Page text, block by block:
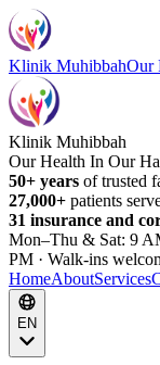
Klinik MuhibbahOur
Klinik Muhibbah
Our Health In Our
50+ years of trusted
27,000+ patients
31 insurance and
Mon–Thu & Sat: 9
PM · Walk-ins
HomeAboutServices
EN